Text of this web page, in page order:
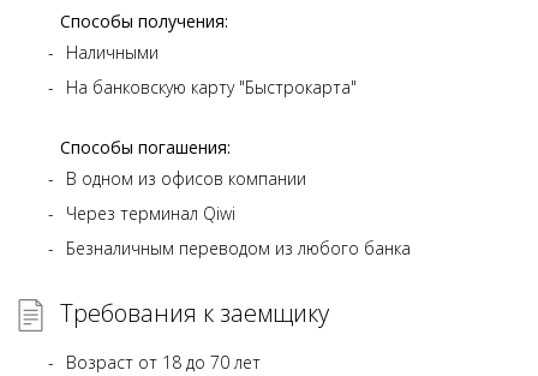
Способы получения:
Наличными
На банковскую карту "Быстрокарта"
Способы погашения:
В одном из офисов компании
Через терминал Qiwi
Безналичным переводом из любого банка
Требования к заемщику
Возраст от 18 до 70 лет